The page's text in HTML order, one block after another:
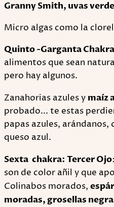
Granny Smith, uvas
Micro algas como la
Quinto -Garganta
alimentos que sean
pero hay algunos.
Zanahorias azules y maíz
probado... te estas
papas azules, arándanos,
queso azul.
Sexta chakra: Tercer Ojo
son de color añil y que
Colinabos morados,
moradas, grosellas